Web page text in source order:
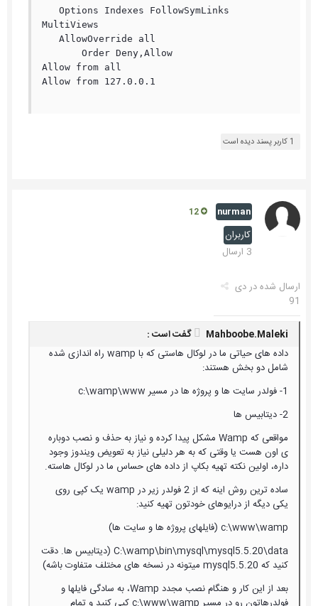
MultiViews
Allow from all
Allow from 127.0.0.1
1 کاربر پسند دیده است
nurman
کاربران
3 ارسال
ارسال شده دردی
91
Mahboobe.Maleki گفت است :
داده های حیاتی ما در لوکال هاستی که با wamp راه اندازی شده
شامل دو بخش هستند:
1- فولدر سایت ها و پروژه ها در مسیر c:\wamp\www
2- دیتابیس ها
مواقعی که Wamp مشکل پیدا کرده و نیاز به حذف و نصب دوباره
ی اون هست یا وقتی که به هر دلیلی نیاز به تعویض ویندوز وجود
داره، اولین نکته تهیه بکاپ از داده های حساس ما در لوکال هاسته.
ساده ترین روش اینه که از 2 فولدر زیر در wamp یک کپی روی
یکی دیگه از درایوهای خودتون تهیه کنید:
c:\www\wamp (فایلهای پروژه ها و سایت ها)
C:\wamp\bin\mysql\mysql5.5.20\data (دیتابیس ها. دقت
کنید که mysql5.5.20 میتونه در نسخه های مختلف متفاوت باشه)
بعد از این کار و هنگام نصب مجدد Wamp، به سادگی فایلها و
فولدرهاتون رو در مسیر c:\www\wamp کپی کنید و تمام